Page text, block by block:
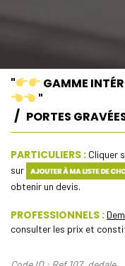
"
GAMME
"
PORTES
PARTICULIERS : Cliquer
sur
obtenir un devis.
PROFESSIONNELS :
consulter les prix et